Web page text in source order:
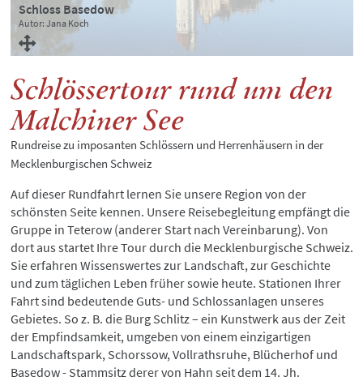
Schloss Basedow
Autor: Jana Koch
Schlössertour rund um den
Malchiner See
Rundreise zu imposanten Schlössern und Herrenhäusern in der
Mecklenburgischen Schweiz
Auf dieser Rundfahrt lernen Sie unsere Region von der
schönsten Seite kennen. Unsere Reisebegleitung empfängt die
Gruppe in Teterow (anderer Start nach Vereinbarung). Von
dort aus startet Ihre Tour durch die Mecklenburgische Schweiz.
Sie erfahren Wissenswertes zur Landschaft, zur Geschichte
und zum täglichen Leben früher sowie heute. Stationen Ihrer
Fahrt sind bedeutende Guts- und Schlossanlagen unseres
Gebietes. So z. B. die Burg Schlitz – ein Kunstwerk aus der Zeit
der Empfindsamkeit, umgeben von einem einzigartigen
Landschaftspark, Schorssow, Vollrathsruhe, Blücherhof und
Basedow - Stammsitz derer von Hahn seit dem 14. Jh.